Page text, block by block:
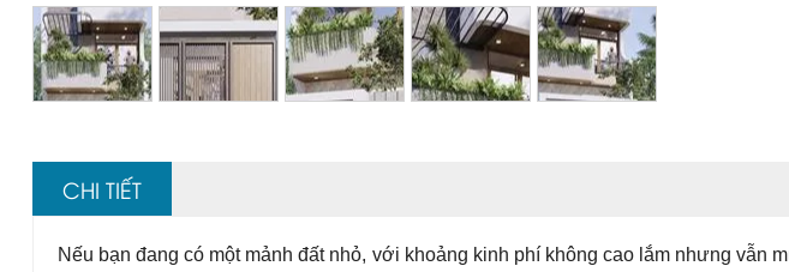
CHI TIẾT
Nếu bạn đang có một mảnh đất nhỏ, với khoảng kinh phí không cao lắm nhưng vẫn